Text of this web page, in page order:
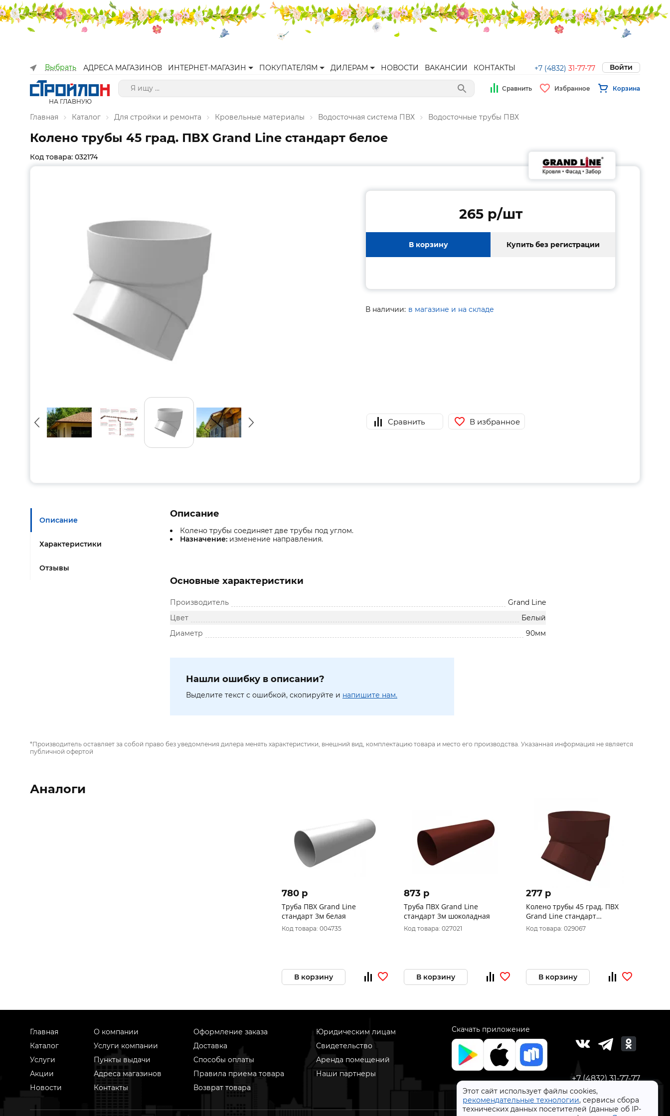
Выбрать АДРЕСА МАГАЗИНОВ ИНТЕРНЕТ-МАГАЗИН ПОКУПАТЕЛЯМ ДИЛЕРАМ НОВОСТИ ВАКАНСИИ КОНТАКТЫ +7 (4832) 31-77-77 Войти
НА ГЛАВНУЮ
Сравнить Избранное Корзина
Главная Каталог Для стройки и ремонта Кровельные материалы Водосточная система ПВХ Водосточные трубы ПВХ
Этот сайт использует файлы cookies,
рекомендательные технологии, сервисы сбора
технических данных посетителей (данные об IP-
Колено трубы 45 град. ПВХ Grand Line стандарт белое
Код товара: 032174
265 p/шт
В корзину Купить без регистрации
В наличии: в магазине и на складе
Сравнить В избранное
Описание
Характеристики
Отзывы
Описание
Колено трубы соединяет две трубы под углом.
Назначение: изменение направления.
Основные характеристики
Производитель
Grand Line
Цвет
Белый
Диаметр
90мм
Нашли ошибку в описании?
Выделите текст с ошибкой, скопируйте и напишите нам.
*Производитель оставляет за собой право без уведомления дилера менять характеристики, внешний вид, комплектацию товара и место его производства. Указанная информация не является
публичной офертой
Аналоги
780 p
Труба ПВХ Grand Line
стандарт 3м белая
Код товара: 004735
В корзину
873 p
Труба ПВХ Grand Line
стандарт 3м шоколадная
Код товара: 027021
В корзину
277 p
Колено трубы 45 град. ПВХ
Grand Line стандарт
шоколадное
Код товара: 029067
В корзину
Главная
Каталог
Услуги
Акции
Новости
О компании
Услуги компании
Пункты выдачи
Адреса магазинов
Контакты
Оформление заказа
Доставка
Способы оплаты
Правила приема товара
Возврат товара
Юридическим лицам
Свидетельство
Аренда помещений
Наши партнеры
Скачать приложение
+7 (4832) 31-77-77